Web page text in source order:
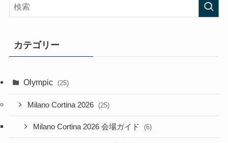
カテゴリー
Olympic (25)
Milano Cortina 2026 (25)
Milano Cortina 2026 会場ガイド (6)